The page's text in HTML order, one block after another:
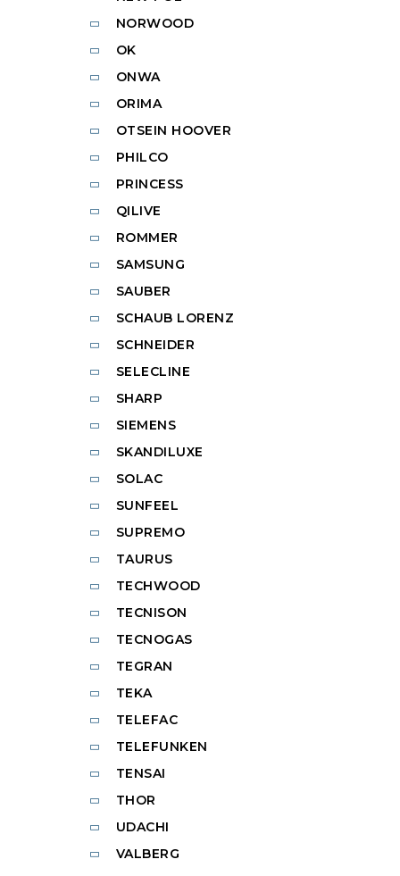
NORWOOD
OK
ONWA
ORIMA
OTSEIN HOOVER
PHILCO
PRINCESS
QILIVE
ROMMER
SAMSUNG
SAUBER
SCHAUB LORENZ
SCHNEIDER
SELECLINE
SHARP
SIEMENS
SKANDILUXE
SOLAC
SUNFEEL
SUPREMO
TAURUS
TECHWOOD
TECNISON
TECNOGAS
TEGRAN
TEKA
TELEFAC
TELEFUNKEN
TENSAI
THOR
UDACHI
VALBERG